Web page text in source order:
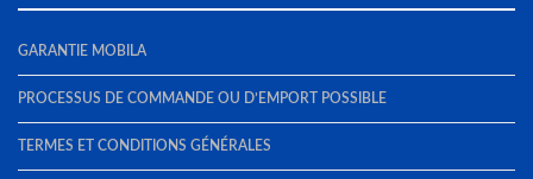
GARANTIE MOBILA
PROCESSUS DE COMMANDE OU D’EMPORT POSSIBLE
TERMES ET CONDITIONS GÉNÉRALES